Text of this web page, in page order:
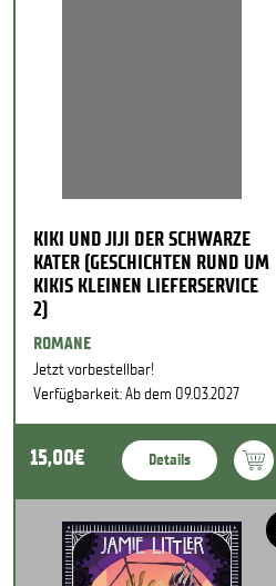
KIKI UND JIJI DER SCHWARZE
KATER (GESCHICHTEN RUND UM
KIKIS KLEINEN LIEFERSERVICE
2)
ROMANE
Jetzt vorbestellbar!
Verfügbarkeit: Ab dem 09.03.2027
15,00€ Details